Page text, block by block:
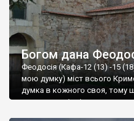
Богом дана
Феодосія (Кафа-12 (13) -15
мою думку) міст всього
думка в кожного своя, тому
запрошую відвідати це